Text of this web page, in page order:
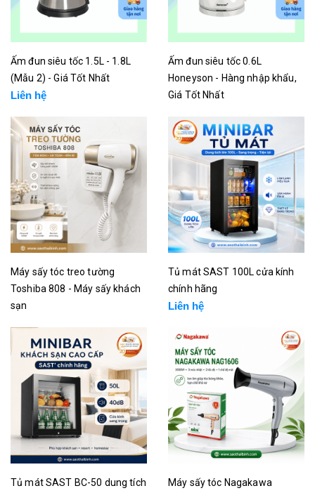
Ấm đun siêu tốc 1.5L - 1.8L
(Mẫu 2) - Giá Tốt Nhất
Liên hệ
Ấm đun siêu tốc 0.6L
Honeyson - Hàng nhập khẩu,
Giá Tốt Nhất
Máy sấy tóc treo tường
Toshiba 808 - Máy sấy khách
sạn
Tủ mát SAST 100L cửa kính
chính hãng
Liên hệ
Tủ mát SAST BC-50 dung tích
Máy sấy tóc Nagakawa